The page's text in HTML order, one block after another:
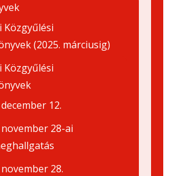
Közgyűlési
(2025. márciusig)
Közgyűlési
12.
november 28-ai
november 28.